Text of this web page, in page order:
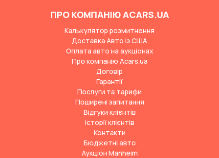
ПРО КОМПАНІЮ ACARS.UA
Калькулятор розмитнення
Доставка Авто із США
Оплата авто на аукціонах
Про компанію Acars.ua
Договір
Гарантії
Послуги та тарифи
Поширені запитання
Відгуки клієнтів
Історії клієнтів
Контакти
Бюджетні авто
Аукціон Manheim